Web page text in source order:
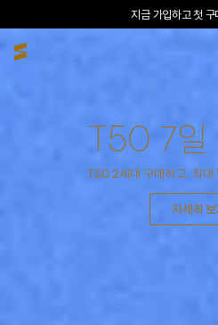
지금 가입하고 첫 구
T50
THE ORIGINAL
또 한번, 좋은 의자의
T50 7일
T50 2세대 구매하고, 최대
자세히